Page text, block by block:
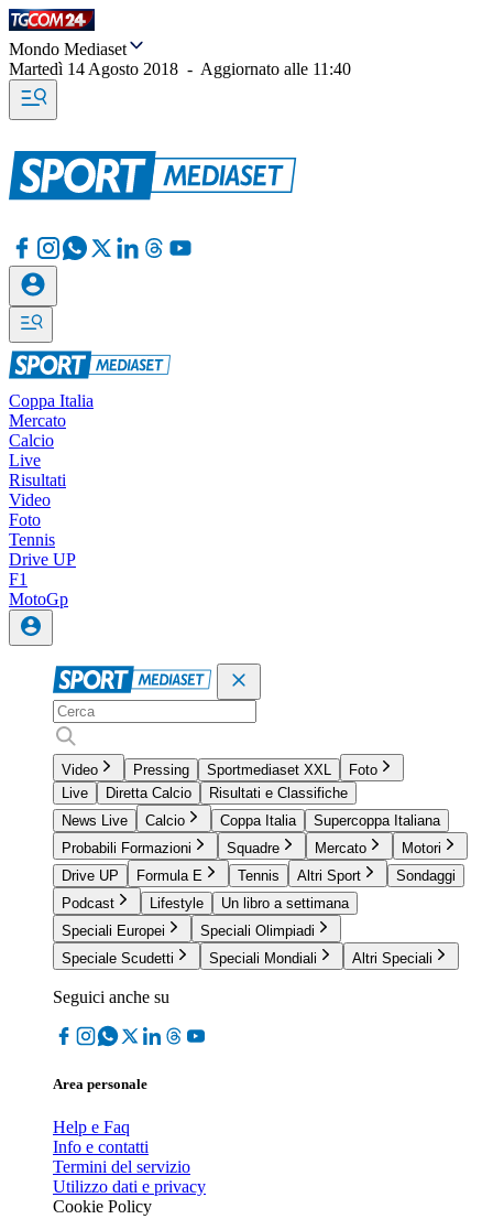
Mondo Mediaset
Martedì 14 Agosto 2018 - Aggiornato alle 11:40
Coppa Italia
Mercato
Calcio
Live
Risultati
Video
Foto
Tennis
Drive UP
F1
MotoGp
Video Pressing Sportmediaset XXL
Foto
Live
Diretta Calcio
Risultati e Classifiche
News Live
Calcio Coppa Italia
Supercoppa Italiana
Probabili Formazioni
Squadre Mercato
Motori
Drive UP
Formula E Tennis Altri Sport
Sondaggi
Podcast
Lifestyle
Un libro a settimana
Speciali Europei
Speciali Olimpiadi
Speciale Scudetti
Speciali Mondiali Altri Speciali
Seguici anche su
Area personale
Help e Faq
Info e contatti
Termini del servizio
Utilizzo dati e privacy
Cookie Policy